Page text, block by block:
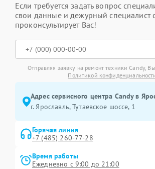
Если требуется задать вопрос
свои данные и дежурный специалист
проконсультирует Вас!
Отправляя заявку на ремонт техники Candy,
Политикой
Адрес сервисного центра Candy в
г. Ярославль, Тутаевское шоссе, 1
Горячая линия
+7 (485) 260-77-28
Время работы
Ежедневно с 9:00 до 21:00